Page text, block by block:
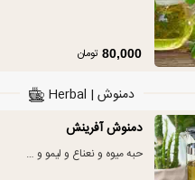
80,000 تومان
دمنوش | Herbal
دمنوش آفرینش
حبه میوه و نعناع و لیمو و …